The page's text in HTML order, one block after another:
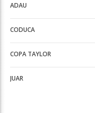
Open
Deportes
configuration
options
Open
configuration
options
ADAU
CODUCA
COPA TAYLOR
JUAR